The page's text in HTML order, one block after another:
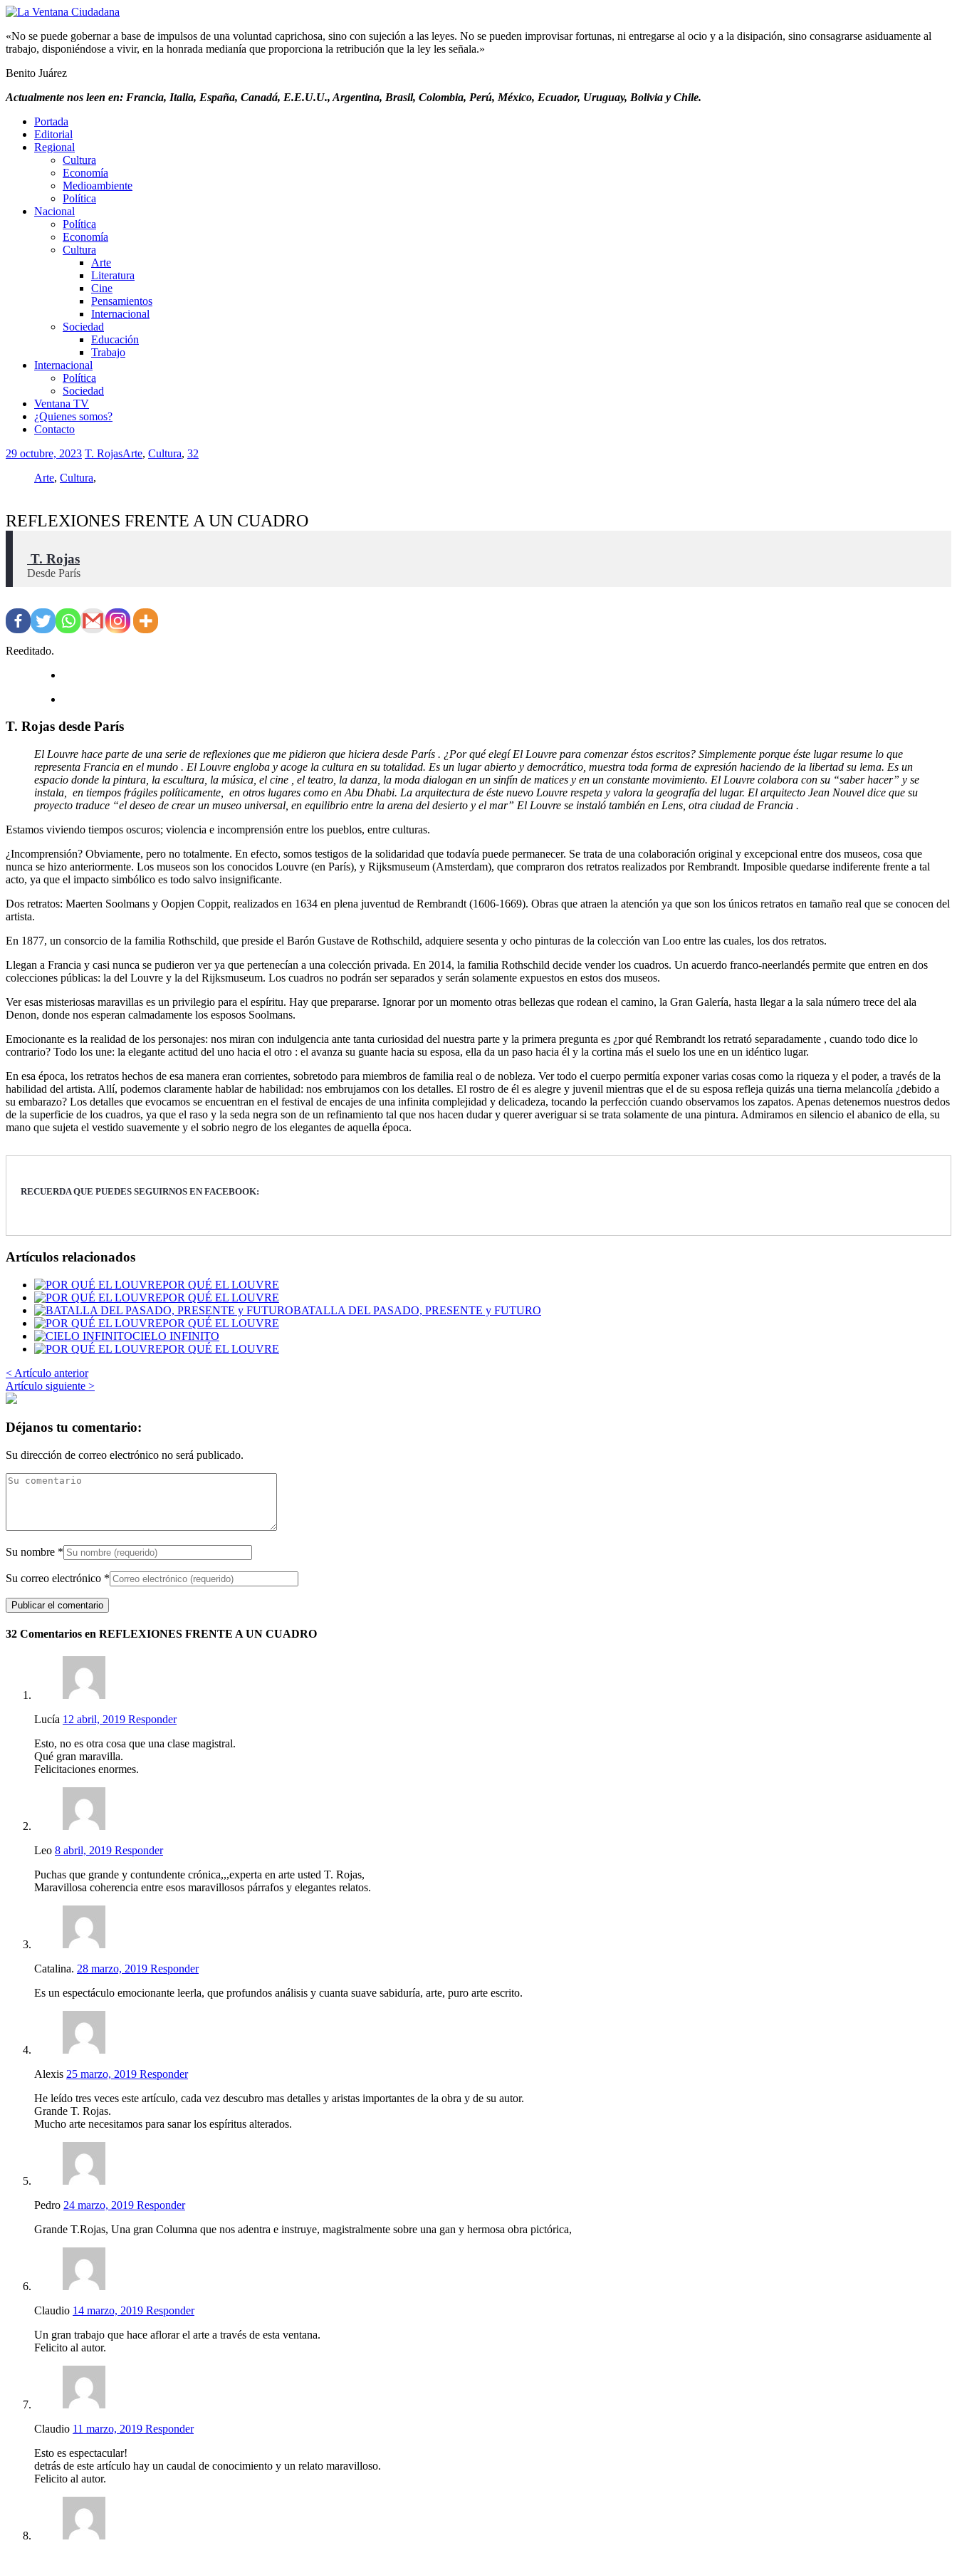
«No se puede gobernar a base de impulsos de una voluntad caprichosa, sino con sujeción a las leyes. No se pueden improvisar fortunas, ni entregarse al ocio y a la disipación, sino consagrarse asiduamente al
trabajo, disponiéndose a vivir, en la honrada medianía que proporciona la retribución que la ley les señala.»
Benito Juárez
Actualmente nos leen en: Francia, Italia, España, Canadá, E.E.U.U., Argentina, Brasil, Colombia, Perú, México, Ecuador, Uruguay, Bolivia y Chile.
Portada
Editorial
Regional
Cultura
Economía
Medioambiente
Política
Nacional
Política
Economía
Cultura
Arte
Literatura
Cine
Pensamientos
Internacional
Sociedad
Educación
Trabajo
Internacional
Política
Sociedad
Ventana TV
¿Quienes somos?
Contacto
29 octubre, 2023 T. RojasArte, Cultura, 32
Arte, Cultura,
REFLEXIONES FRENTE A UN CUADRO
T. Rojas
Desde París
Reeditado.
T. Rojas desde París
El Louvre hace parte de una serie de reflexiones que me pidieron que hiciera desde París . ¿Por qué elegí El Louvre para comenzar éstos escritos? Simplemente porque éste lugar resume lo que
representa Francia en el mundo . El Louvre engloba y acoge la cultura en su totalidad. Es un lugar abierto y democrático, muestra toda forma de expresión haciendo de la libertad su lema. Es un
espacio donde la pintura, la escultura, la música, el cine , el teatro, la danza, la moda dialogan en un sinfín de matices y en un constante movimiento. El Louvre colabora con su “saber hacer” y se
instala, ­ en tiempos frágiles políticamente, ­ en otros lugares como en Abu Dhabi. La arquitectura de éste nuevo Louvre respeta y valora la geografía del lugar. El arquitecto Jean Nouvel dice que su
proyecto traduce “el deseo de crear un museo universal, en equilibrio entre la arena del desierto y el mar” El Louvre se instaló también en Lens, otra ciudad de Francia .
Estamos viviendo tiempos oscuros; violencia e incomprensión entre los pueblos, entre culturas.
¿Incomprensión? Obviamente, pero no totalmente. En efecto, somos testigos de la solidaridad que todavía puede permanecer. Se trata de una colaboración original y excepcional entre dos museos, cosa que
nunca se hizo anteriormente. Los museos son los conocidos Louvre (en París), y Rijksmuseum (Amsterdam), que compraron dos retratos realizados por Rembrandt. Imposible quedarse indiferente frente a tal
acto, ya que el impacto simbólico es todo salvo insignificante.
Dos retratos: Maerten Soolmans y Oopjen Coppit, realizados en 1634 en plena juventud de Rembrandt (1606-1669). Obras que atraen la atención ya que son los únicos retratos en tamaño real que se conocen del
artista.
En 1877, un consorcio de la familia Rothschild, que preside el Barón Gustave de Rothschild, adquiere sesenta y ocho pinturas de la colección van Loo entre las cuales, los dos retratos.
Llegan a Francia y casi nunca se pudieron ver ya que pertenecían a una colección privada. En 2014, la familia Rothschild decide vender los cuadros. Un acuerdo franco-neerlandés permite que entren en dos
colecciones públicas: la del Louvre y la del Rijksmuseum. Los cuadros no podrán ser separados y serán solamente expuestos en estos dos museos.
Ver esas misteriosas maravillas es un privilegio para el espíritu. Hay que prepararse. Ignorar por un momento otras bellezas que rodean el camino, la Gran Galería, hasta llegar a la sala número trece del ala
Denon, donde nos esperan calmadamente los esposos Soolmans.
Emocionante es la realidad de los personajes: nos miran con indulgencia ante tanta curiosidad del nuestra parte y la primera pregunta es ¿por qué Rembrandt los retrató separadamente , cuando todo dice lo
contrario? Todo los une: la elegante actitud del uno hacia el otro : el avanza su guante hacia su esposa, ella da un paso hacia él y la cortina más el suelo los une en un idéntico lugar.
En esa época, los retratos hechos de esa manera eran corrientes, sobretodo para miembros de familia real o de nobleza. Ver todo el cuerpo permitía exponer varias cosas como la riqueza y el poder, a través de la
habilidad del artista. Allí, podemos claramente hablar de habilidad: nos embrujamos con los detalles. El rostro de él es alegre y juvenil mientras que el de su esposa refleja quizás una tierna melancolía ¿debido a
su embarazo? Los detalles que evocamos se encuentran en el festival de encajes de una infinita complejidad y delicadeza, tocando la perfección cuando observamos los zapatos. Apenas detenemos nuestros dedos
de la superficie de los cuadros, ya que el raso y la seda negra son de un refinamiento tal que nos hacen dudar y querer averiguar si se trata solamente de una pintura. Admiramos en silencio el abanico de ella, su
mano que sujeta el vestido suavemente y el sobrio negro de los elegantes de aquella época.
RECUERDA QUE PUEDES SEGUIRNOS EN FACEBOOK:
Artículos relacionados
POR QUÉ EL LOUVRE
POR QUÉ EL LOUVRE
BATALLA DEL PASADO, PRESENTE y FUTURO
POR QUÉ EL LOUVRE
CIELO INFINITO
POR QUÉ EL LOUVRE
< Artículo anterior
Artículo siguiente >
Déjanos tu comentario:
Su dirección de correo electrónico no será publicado.
Su nombre *
Su correo electrónico *
32 Comentarios en REFLEXIONES FRENTE A UN CUADRO
Lucía 12 abril, 2019 Responder
Esto, no es otra cosa que una clase magistral.
Qué gran maravilla.
Felicitaciones enormes.
Leo 8 abril, 2019 Responder
Puchas que grande y contundente crónica,,,experta en arte usted T. Rojas,
Maravillosa coherencia entre esos maravillosos párrafos y elegantes relatos.
Catalina. 28 marzo, 2019 Responder
Es un espectáculo emocionante leerla, que profundos análisis y cuanta suave sabiduría, arte, puro arte escrito.
Alexis 25 marzo, 2019 Responder
He leído tres veces este artículo, cada vez descubro mas detalles y aristas importantes de la obra y de su autor.
Grande T. Rojas.
Mucho arte necesitamos para sanar los espíritus alterados.
Pedro 24 marzo, 2019 Responder
Grande T.Rojas, Una gran Columna que nos adentra e instruye, magistralmente sobre una gan y hermosa obra pictórica,
Claudio 14 marzo, 2019 Responder
Un gran trabajo que hace aflorar el arte a través de esta ventana.
Felicito al autor.
Claudio 11 marzo, 2019 Responder
Esto es espectacular!
detrás de este artículo hay un caudal de conocimiento y un relato maravilloso.
Felicito al autor.